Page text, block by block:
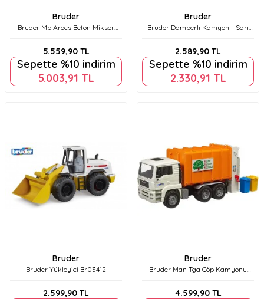
Bruder
Bruder Mb Arocs Beton Mikser
5.559,90TL
Sepette %10 indirim
5.003,91 TL
Bruder
Bruder Damperlı Kamyon - Sarı
2.589,90 TL
Sepette %10 indirim
2.330,91 TL
Bruder
Bruder Yükleyici Br03412
2.599,90 TL
Bruder
Bruder Man Tga Çöp Kamyonu
4.599,90TL